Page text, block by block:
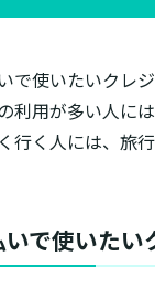
で使いたいクレ
利用が多い人に
行く人には、旅
で使いたい